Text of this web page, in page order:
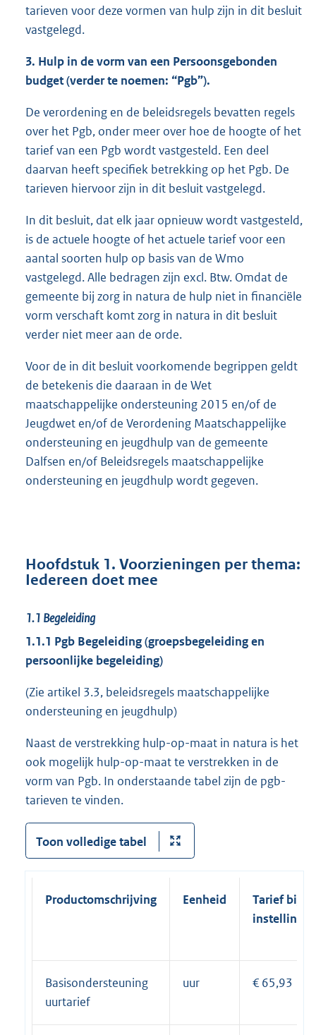
tarieven voor deze vormen van hulp zijn in dit besluit
vastgelegd.
3. Hulp in de vorm van een Persoonsgebonden
budget (verder te noemen: “Pgb”).
De verordening en de beleidsregels bevatten regels
over het Pgb, onder meer over hoe de hoogte of het
tarief van een Pgb wordt vastgesteld. Een deel
daarvan heeft specifiek betrekking op het Pgb. De
tarieven hiervoor zijn in dit besluit vastgelegd.
In dit besluit, dat elk jaar opnieuw wordt vastgesteld,
is de actuele hoogte of het actuele tarief voor een
aantal soorten hulp op basis van de Wmo
vastgelegd. Alle bedragen zijn excl. Btw. Omdat de
gemeente bij zorg in natura de hulp niet in financiële
vorm verschaft komt zorg in natura in dit besluit
verder niet meer aan de orde.
Voor de in dit besluit voorkomende begrippen geldt
de betekenis die daaraan in de Wet
maatschappelijke ondersteuning 2015 en/of de
Jeugdwet en/of de Verordening Maatschappelijke
ondersteuning en jeugdhulp van de gemeente
Dalfsen en/of Beleidsregels maatschappelijke
ondersteuning en jeugdhulp wordt gegeven.
Hoofdstuk 1. Voorzieningen per thema:
Iedereen doet mee
1.1 Begeleiding
1.1.1 Pgb Begeleiding (groepsbegeleiding en
persoonlijke begeleiding)
(Zie artikel 3.3, beleidsregels maatschappelijke
ondersteuning en jeugdhulp)
Naast de verstrekking hulp-op-maat in natura is het
ook mogelijk hulp-op-maat te verstrekken in de
vorm van Pgb. In onderstaande tabel zijn de pgb-
tarieven te vinden.
Toon volledige tabel
Productomschrijving Eenheid
Tarief bij
instelling
Basisondersteuning
uurtarief
uur € 65,93